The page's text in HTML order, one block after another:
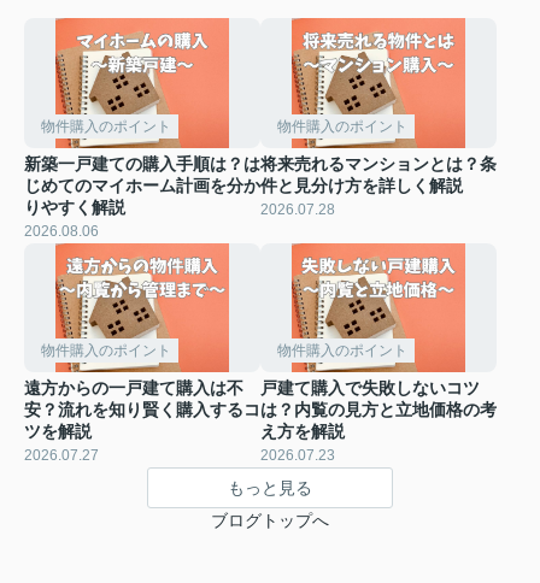
物件購入のポイント
新築一戸建ての購入手順は？は
じめてのマイホーム計画を分か
りやすく解説
2026.08.06
物件購入のポイント
将来売れるマンションとは？条
件と見分け方を詳しく解説
2026.07.28
物件購入のポイント
遠方からの一戸建て購入は不
安？流れを知り賢く購入するコ
ツを解説
2026.07.27
物件購入のポイント
戸建て購入で失敗しないコツ
は？内覧の見方と立地価格の考
え方を解説
2026.07.23
もっと見る
ブログトップへ